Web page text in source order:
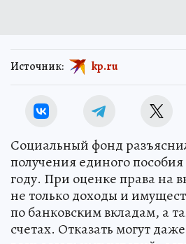
Источник: kp.ru
Социальный фонд
получения единого пособия
году. При оценке права на
не только доходы и
по банковским вкладам, а
счетах. Отказать могут